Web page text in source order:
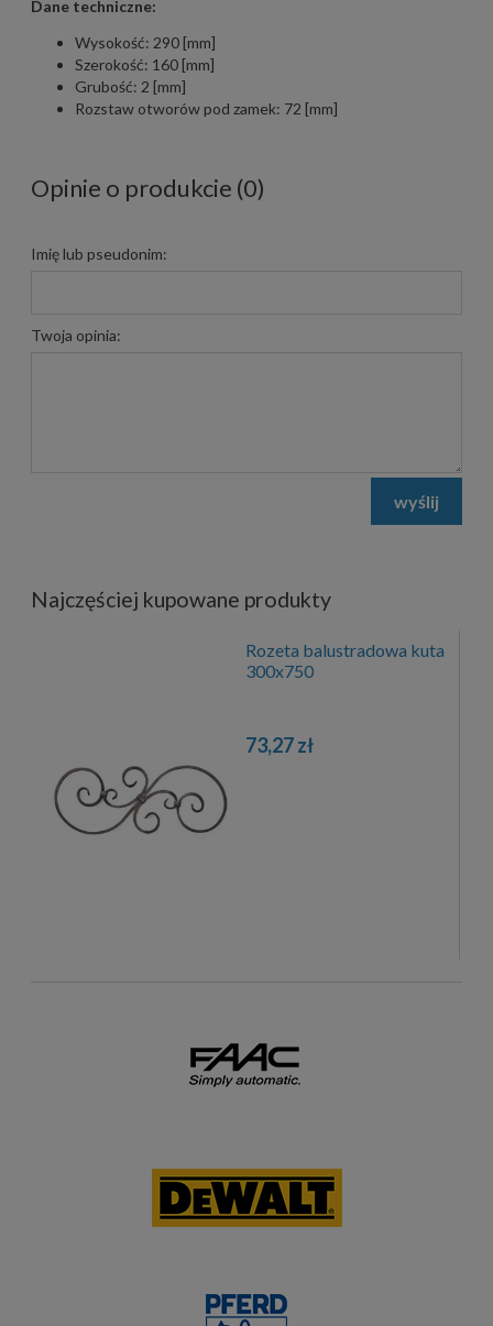
Dane techniczne:
Wysokość: 290 [mm]
Szerokość: 160 [mm]
Grubość: 2 [mm]
Rozstaw otworów pod zamek: 72 [mm]
Opinie o produkcie (0)
Imię lub pseudonim:
Twoja opinia:
wyślij
Najczęściej kupowane produkty
Rozeta balustradowa kuta
300x750
73,27 zł